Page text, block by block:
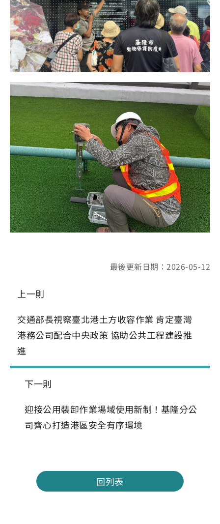
最後更新日期：2026-05-12
上一則
交通部長視察臺北港土方收容作業 肯定臺灣
港務公司配合中央政策 協助公共工程建設推
進
下一則
迎接公用裝卸作業場域使用新制！基隆分公
司齊心打造港區安全有序環境
回列表